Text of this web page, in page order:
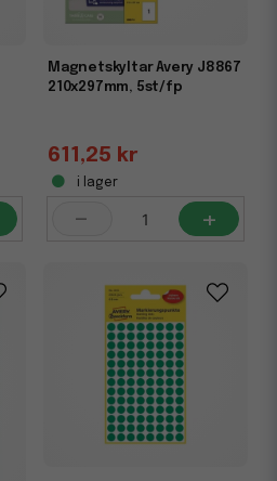
Magnetskyltar Avery J8867
210x297mm, 5st/fp
611,25 kr
i lager
- +